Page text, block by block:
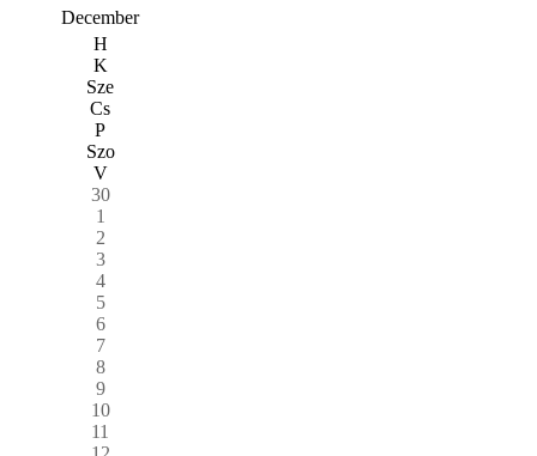
December
H
K
Sze
Cs
P
Szo
V
30
1
2
3
4
5
6
7
8
9
10
11